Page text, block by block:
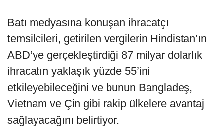
Batı medyasına konuşan ihracatçı
temsilcileri, getirilen vergilerin Hindistan’ın
ABD’ye gerçekleştirdiği 87 milyar dolarlık
ihracatın yaklaşık yüzde 55’ini
etkileyebileceğini ve bunun Bangladeş,
Vietnam ve Çin gibi rakip ülkelere avantaj
sağlayacağını belirtiyor.